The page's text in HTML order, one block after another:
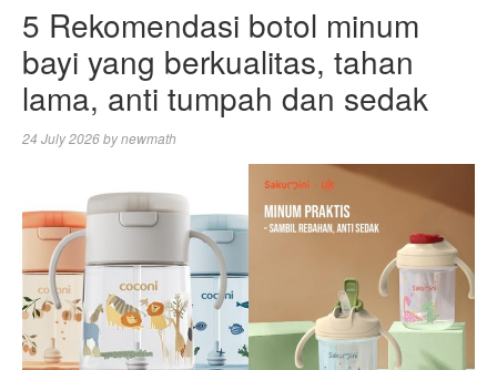
5 Rekomendasi botol minum
bayi yang berkualitas, tahan
lama, anti tumpah dan sedak
24 July 2026bynewmath